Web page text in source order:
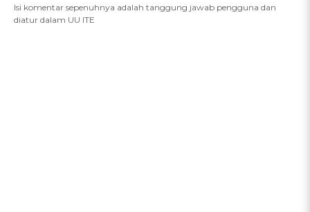
Isi komentar sepenuhnya adalah tanggung jawab pengguna dan
diatur dalam UU ITE